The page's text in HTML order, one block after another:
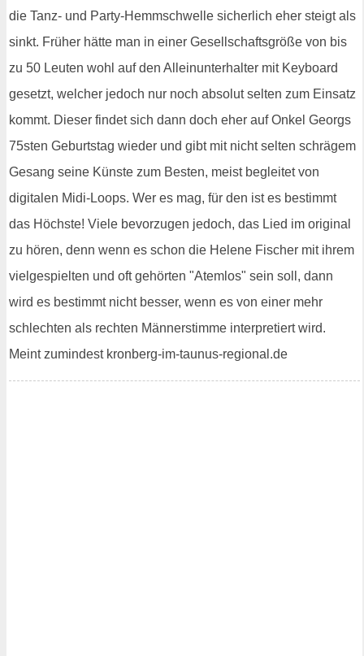
die Tanz- und Party-Hemmschwelle sicherlich eher steigt als
sinkt. Früher hätte man in einer Gesellschaftsgröße von bis
zu 50 Leuten wohl auf den Alleinunterhalter mit Keyboard
gesetzt, welcher jedoch nur noch absolut selten zum Einsatz
kommt. Dieser findet sich dann doch eher auf Onkel Georgs
75sten Geburtstag wieder und gibt mit nicht selten schrägem
Gesang seine Künste zum Besten, meist begleitet von
digitalen Midi-Loops. Wer es mag, für den ist es bestimmt
das Höchste! Viele bevorzugen jedoch, das Lied im original
zu hören, denn wenn es schon die Helene Fischer mit ihrem
vielgespielten und oft gehörten "Atemlos" sein soll, dann
wird es bestimmt nicht besser, wenn es von einer mehr
schlechten als rechten Männerstimme interpretiert wird.
Meint zumindest kronberg-im-taunus-regional.de